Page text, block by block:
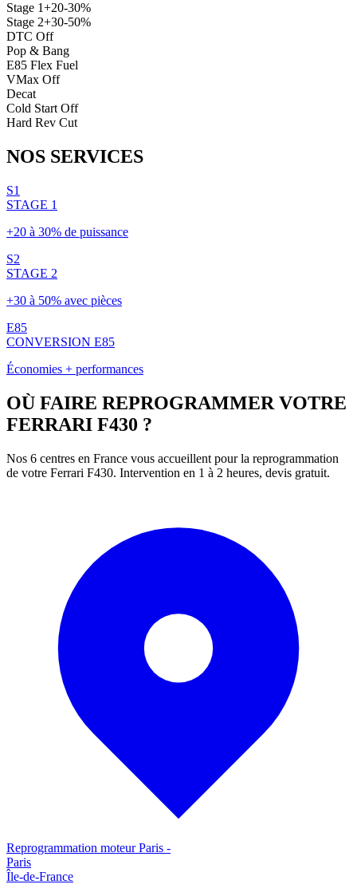
Stage 1+20-30%
Stage 2+30-50%
DTC Off
Pop & Bang
E85 Flex Fuel
VMax Off
Decat
Cold Start Off
Hard Rev Cut
NOS SERVICES
S1
STAGE 1
+20 à 30% de puissance
S2
STAGE 2
+30 à 50% avec pièces
E85
CONVERSION E85
Économies + performances
OÙ FAIRE REPROGRAMMER VOTRE
FERRARI F430 ?
Nos 6 centres en France vous accueillent pour la reprogrammation
de votre Ferrari F430. Intervention en 1 à 2 heures, devis gratuit.
Reprogrammation moteurParis -
Paris
Île-de-France